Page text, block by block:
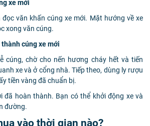
xe mới
văn khấn cúng xe mới. Mặt hướng về xe
xong văn cúng.
cúng xe mới
cúng, chờ cho nến hương cháy hết và tiến
xe và ở cổng nhà. Tiếp theo, dùng ly rượu
tiền vàng đã chuẩn bị.
đã hoàn thành. Bạn có thể khởi động xe và
đường.
vào thời gian nào?